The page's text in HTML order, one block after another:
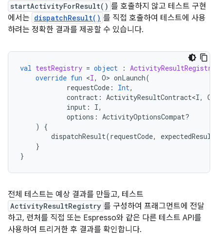
startActivityForResult() 를 호출하지 않고 테스트 구현
에서는 dispatchResult() 를 직접 호출하여 테스트에 사용
하려는 정확한 결과를 제공할 수 있습니다.
val testRegistry = object : ActivityResultRegistry
override fun <I, O> onLaunch(
requestCode : Int,
contract : ActivityResultContract<I, O
input : I,
options : ActivityOptionsCompat?
)
{
dispatchResult(requestCode, expectedResult
}
}
전체 테스트는 예상 결과를 만들고, 테스트
ActivityResultRegistry 를 구성하여 프래그먼트에 전달
하고, 런처를 직접 또는 Espresso와 같은 다른 테스트 API를
사용하여 트리거한 후 결과를 확인합니다.